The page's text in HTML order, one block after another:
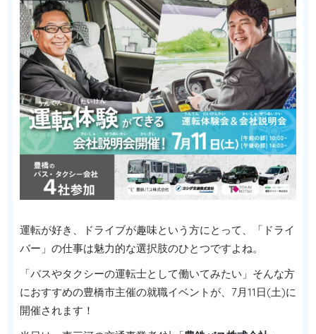
運転が好き、ドライブが趣味という方にとって、「ドライ
バー」の仕事は魅力的な選択肢のひとつですよね。
「バスやタクシーの運転士として働いてみたい」そんな方
におすすめの豊橋市主催の就職イベントが、7月11日(土)に
開催されます！